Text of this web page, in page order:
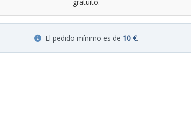
gratuito.
El pedido mínimo es de 10 €.